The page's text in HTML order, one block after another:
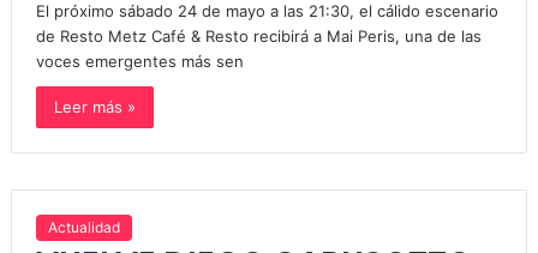
El próximo sábado 24 de mayo a las 21:30, el cálido escenario
de Resto Metz Café & Resto recibirá a Mai Peris, una de las
voces emergentes más sen
Leer más »
Actualidad